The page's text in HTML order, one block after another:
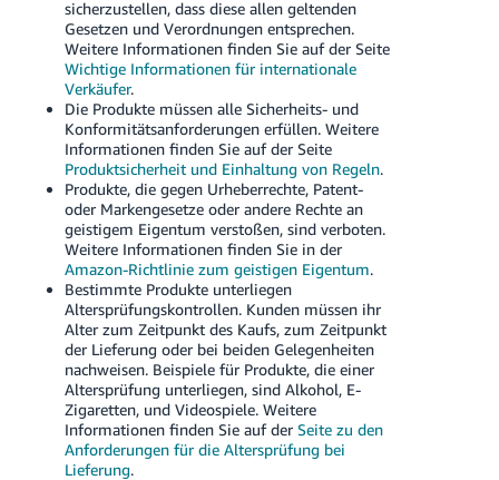
sicherzustellen, dass diese allen geltenden
Gesetzen und Verordnungen entsprechen.
Weitere Informationen finden Sie auf der Seite
Wichtige Informationen für internationale
Verkäufer.
Die Produkte müssen alle Sicherheits- und
Konformitätsanforderungen erfüllen. Weitere
Informationen finden Sie auf der Seite
Produktsicherheit und Einhaltung von Regeln.
Produkte, die gegen Urheberrechte, Patent-
oder Markengesetze oder andere Rechte an
geistigem Eigentum verstoßen, sind verboten.
Weitere Informationen finden Sie in der
Amazon-Richtlinie zum geistigen Eigentum.
Bestimmte Produkte unterliegen
Altersprüfungskontrollen. Kunden müssen ihr
Alter zum Zeitpunkt des Kaufs, zum Zeitpunkt
der Lieferung oder bei beiden Gelegenheiten
nachweisen. Beispiele für Produkte, die einer
Altersprüfung unterliegen, sind Alkohol, E-
Zigaretten, und Videospiele. Weitere
Informationen finden Sie auf der Seite zu den
Anforderungen für die Altersprüfung bei
Lieferung.